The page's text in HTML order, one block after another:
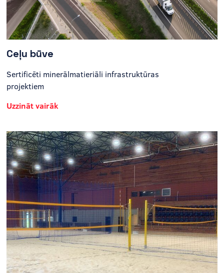
Ceļu būve
Sertificēti minerālmatieriāli infrastruktūras
projektiem
Uzzināt vairāk